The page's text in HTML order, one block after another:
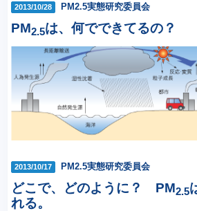
2013/10/28 PM2.5実態研究委員会
PM2.5は、何でできてるの？
2013/10/17 PM2.5実態研究委員会
どこで、どのように？ PM2.5
れる。